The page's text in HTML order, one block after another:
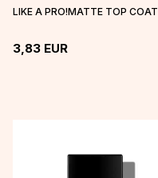
LIKE A PRO!MATTE TOP COAT
3,83 EUR